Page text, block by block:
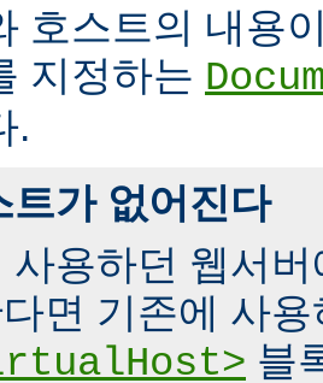
호스트의 내용
지정하는
.
트가 없어진다
사용하던 웹서
면 기존에 사
블